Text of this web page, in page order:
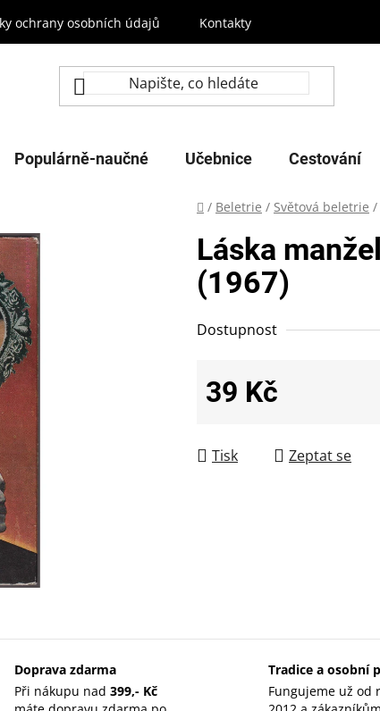
ochrany osobních údajů Kontakty
Populárně-naučné Učebnice Cestování
Domů
/ Beletrie / Světová beletrie /
Láska
(1967)
Dostupnost
39 Kč
Tisk Zeptat se
Doprava zdarma
Při nákupu nad 399,- Kč
Tradice a osobní
Fungujeme už od